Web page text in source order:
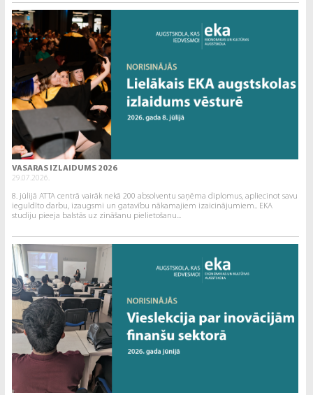
VASARAS IZLAIDUMS 2026
29.07.2026.
8. jūlijā ATTA centrā vairāk nekā 200 absolventu saņēma diplomus, apliecinot savu
ieguldīto darbu, izaugsmi un gatavību nākamajiem izaicinājumiem.. EKA
studiju pieeja balstās uz zināšanu pielietošanu...